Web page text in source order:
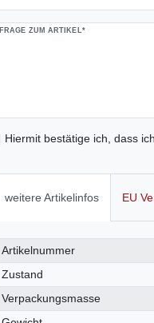
FRAGE ZUM ARTIKEL*
Hiermit bestätige ich, dass
weitere Artikelinfos EU
Technisches
Merkmal
Wert
Artikelnummer
Zustand
Verpackungsmasse